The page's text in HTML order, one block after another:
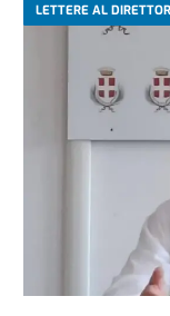
LETTERE AL